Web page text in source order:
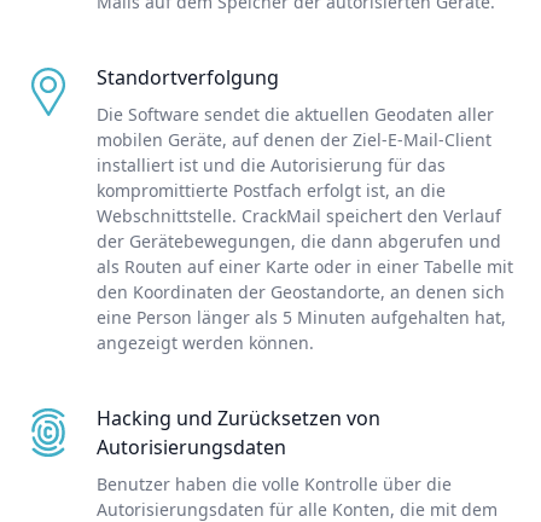
Standortverfolgung
Die Software sendet die aktuellen Geodaten aller
mobilen Geräte, auf denen der Ziel-E-Mail-Client
installiert ist und die Autorisierung für das
kompromittierte Postfach erfolgt ist, an die
Webschnittstelle. CrackMail speichert den Verlauf
der Gerätebewegungen, die dann abgerufen und
als Routen auf einer Karte oder in einer Tabelle mit
den Koordinaten der Geostandorte, an denen sich
eine Person länger als 5 Minuten aufgehalten hat,
angezeigt werden können.
Hacking und Zurücksetzen von
Autorisierungsdaten
Benutzer haben die volle Kontrolle über die
Autorisierungsdaten für alle Konten, die mit dem